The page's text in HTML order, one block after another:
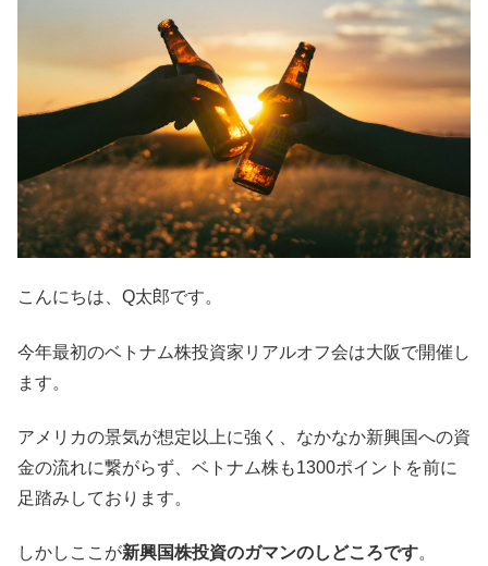
こんにちは、Q太郎です。
今年最初のベトナム株投資家リアルオフ会は大阪で開催し
ます。
アメリカの景気が想定以上に強く、なかなか新興国への資
金の流れに繋がらず、ベトナム株も1300ポイントを前に
足踏みしております。
しかしここが新興国株投資のガマンのしどころです。